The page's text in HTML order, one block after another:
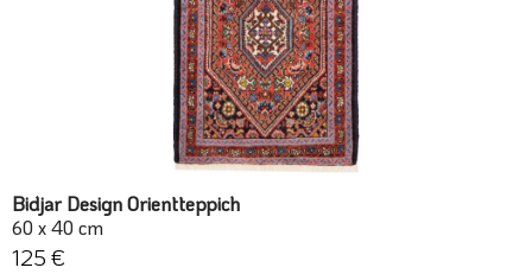
Bidjar Design Orientteppich
60 x 40 cm
125 €